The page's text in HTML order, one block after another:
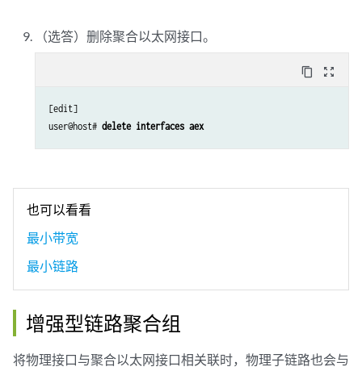
（选答）删除聚合以太网接口。
content_copy zoom_out_map
[edit]
user@host# delete interfaces aex
也可以看看
最小带宽
最小链路
增强型链路聚合组
将物理接口与聚合以太网接口相关联时，物理子链路也会与